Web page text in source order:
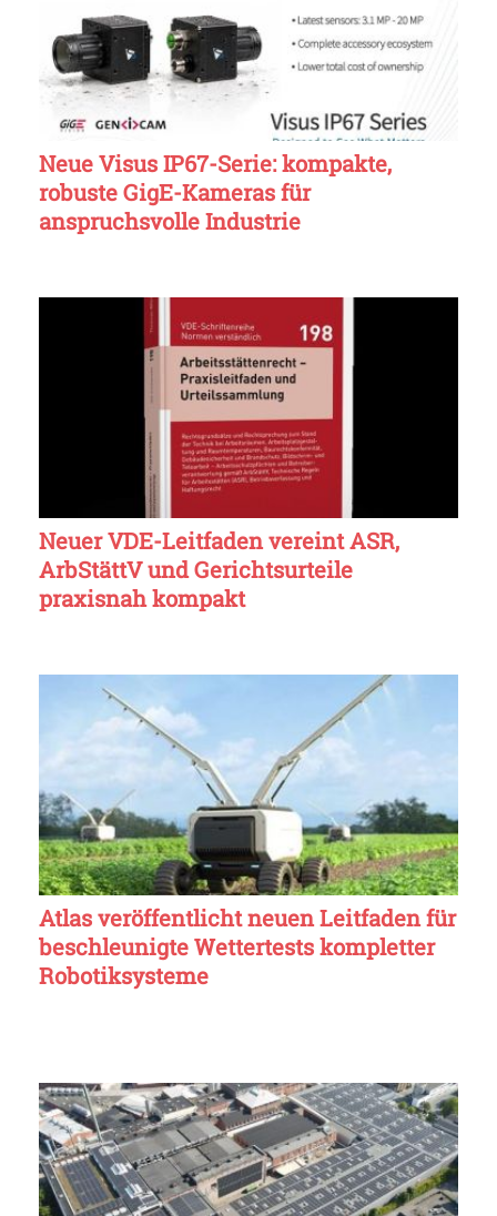
Neue Visus IP67-Serie: kompakte,
robuste GigE-Kameras für
anspruchsvolle Industrie
Neuer VDE-Leitfaden vereint ASR,
ArbStättV und Gerichtsurteile
praxisnah kompakt
Atlas veröffentlicht neuen Leitfaden für
beschleunigte Wettertests kompletter
Robotiksysteme